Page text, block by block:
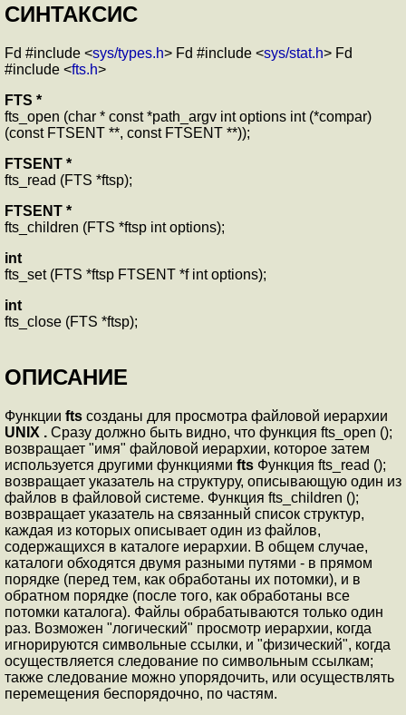
СИНТАКСИС
Fd #include <sys/types.h> Fd #include <sys/stat.h> Fd
#include <fts.h>
FTS *
fts_open (char * const *path_argv int options int (*compar)
(const FTSENT **, const FTSENT **));
FTSENT *
fts_read (FTS *ftsp);
FTSENT *
fts_children (FTS *ftsp int options);
int
fts_set (FTS *ftsp FTSENT *f int options);
int
fts_close (FTS *ftsp);
ОПИСАНИЕ
Функции fts созданы для просмотра файловой иерархии
UNIX . Сразу должно быть видно, что функция fts_open ();
возвращает "имя" файловой иерархии, которое затем
используется другими функциями fts Функция fts_read ();
возвращает указатель на структуру, описывающую один из
файлов в файловой системе. Функция fts_children ();
возвращает указатель на связанный список структур,
каждая из которых описывает один из файлов,
содержащихся в каталоге иерархии. В общем случае,
каталоги обходятся двумя разными путями - в прямом
порядке (перед тем, как обработаны их потомки), и в
обратном порядке (после того, как обработаны все
потомки каталога). Файлы обрабатываются только один
раз. Возможен "логический" просмотр иерархии, когда
игнорируются символьные ссылки, и "физический", когда
осуществляется следование по символьным ссылкам;
также следование можно упорядочить, или осуществлять
перемещения беспорядочно, по частям.